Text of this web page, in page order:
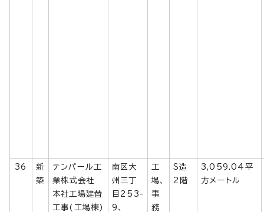
36
新
築
テンパール工
業株式会社
本社工場建替
工事(工場棟)
南区大
州三丁
目253-
9、
工
場、
事
務
S造
2階
3,059.04平
方メートル